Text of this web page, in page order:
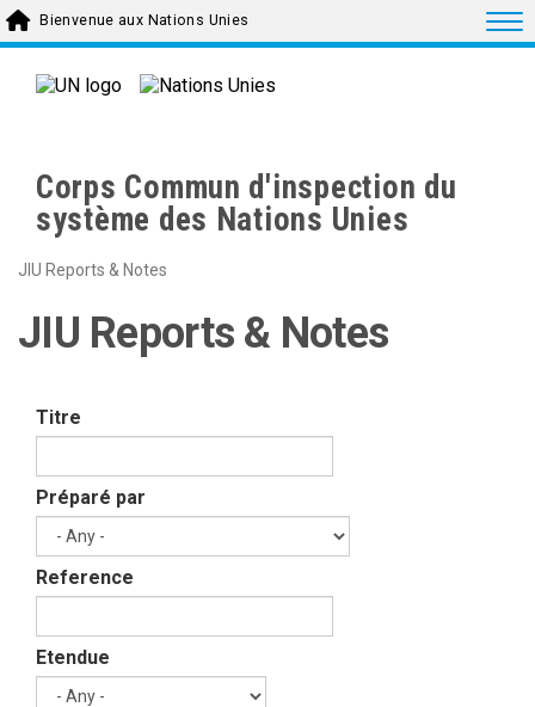
Skip to main content
Bienvenue aux Nations Unies
Corps Commun d'inspection du
système des Nations Unies
JIU Reports & Notes
JIU Reports & Notes
Titre
Préparé par
Reference
Etendue